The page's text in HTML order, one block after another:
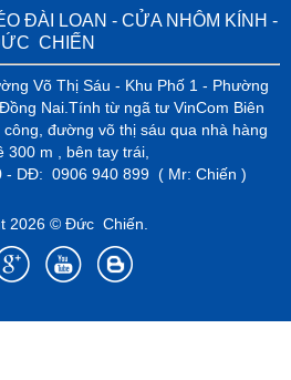
ĐÀI LOAN - CỬA NHÔM KÍNH -
CHIẾN
Võ Thị Sáu - Khu Phố 1 - Phường
Nai.Tính từ ngã tư VinCom Biên
đường võ thị sáu qua nhà hàng
300 m , bên tay trái,
- DĐ: 0906 940 899 ( Mr: Chiến )
2026 © Đức Chiến.